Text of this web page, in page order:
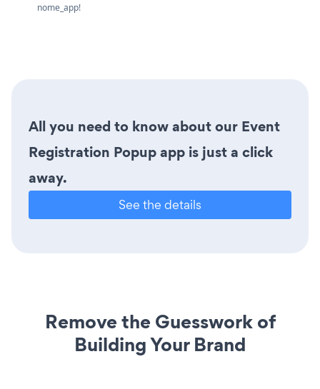
nome_app!
All you need to know about our Event
Registration Popup app is just a click
away.
See the details
Remove the Guesswork of
Building Your Brand